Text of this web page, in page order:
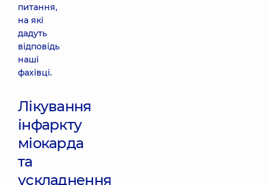
питання,
на які
дадуть
відповідь
наші
фахівці.
Лікування
інфаркту
міокарда
та
ускладнення